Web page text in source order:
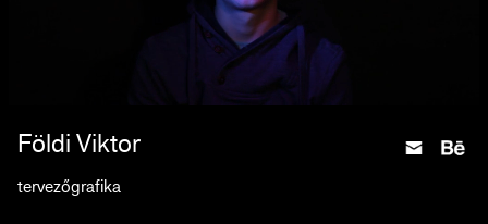
Földi Viktor
tervezőgrafika